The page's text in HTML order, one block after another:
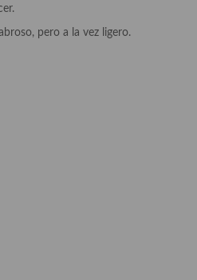
pero a la vez ligero.